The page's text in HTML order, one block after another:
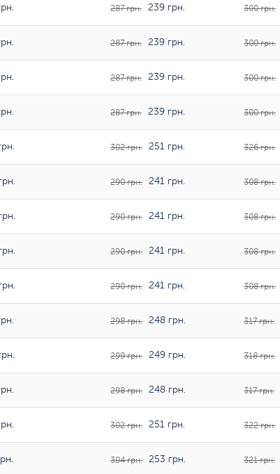
287 грн. 239 грн. 300 грн.
287 грн. 239 грн. 300 грн.
287 грн. 239 грн. 300 грн.
287 грн. 239 грн. 300 грн.
302 грн. 251 грн. 326 грн.
290 грн. 241 грн. 308 грн.
290 грн. 241 грн. 308 грн.
290 грн. 241 грн. 308 грн.
290 грн. 241 грн. 308 грн.
298 грн. 248 грн. 317 грн.
299 грн. 249 грн. 318 грн.
298 грн. 248 грн. 317 грн.
302 грн. 251 грн. 322 грн.
304 грн. 253 грн. 321 грн.